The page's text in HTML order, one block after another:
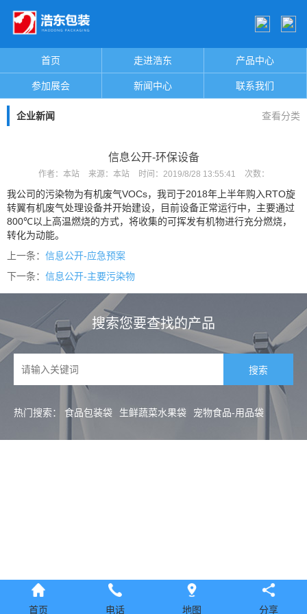
首页 走进浩东 产品中心
参加展会 新闻中心 联系我们
企业新闻 查看分类
信息公开-环保设备
作者： 本站 来源： 本站 时间： 2019/8/28 13:55:41 次数：
我公司的污染物为有机废气VOCs，我司于2018年上半年购入RTO旋
转翼有机废气处理设备并开始建设，目前设备正常运行中，主要通过
800℃以上高温燃烧的方式，将收集的可挥发有机物进行充分燃烧，
转化为动能。
上一条： 信息公开-应急预案
下一条： 信息公开-主要污染物
搜索您要查找的产品
热门搜索： 食品包装袋 生鲜蔬菜水果袋 宠物食品-用品袋
首页 电话 地图 分享